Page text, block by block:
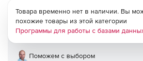
Товара временно нет в наличии. Вы
похожие товары из этой категории
Программы для работы с базами
Поможем с выбором